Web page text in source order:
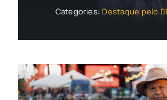
Categories: Destaque pelo